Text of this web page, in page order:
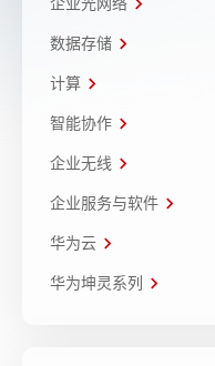
数据存储
计算
智能协作
企业无线
企业服务与软件
华为云
华为坤灵系列